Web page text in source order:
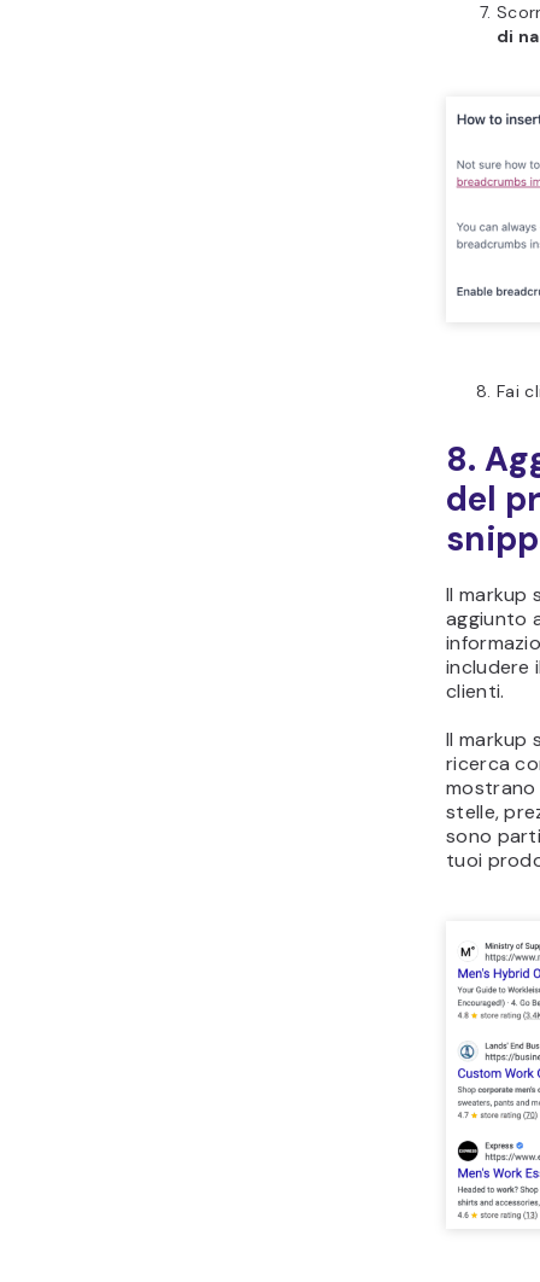
di
Fai
8.
del
Il markup
aggiunto
includere
clienti.
Il markup
ricerca
mostrano
stelle,
sono
tuoi